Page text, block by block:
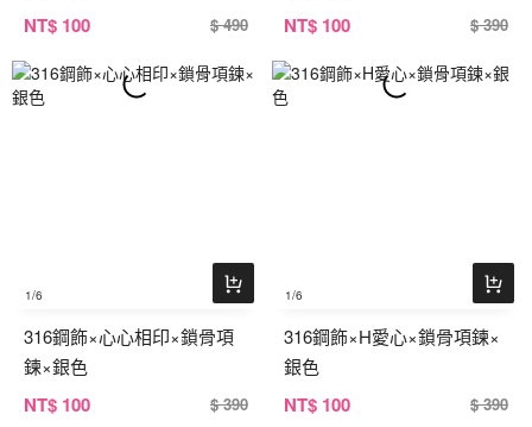
NT$ 100 $ 490 NT$ 100 $ 390
1/6
316鋼飾×心心相印×鎖骨項
鍊×銀色
NT$ 100 $ 390
1/6
316鋼飾×H愛心×鎖骨項鍊×
銀色
NT$ 100 $ 390